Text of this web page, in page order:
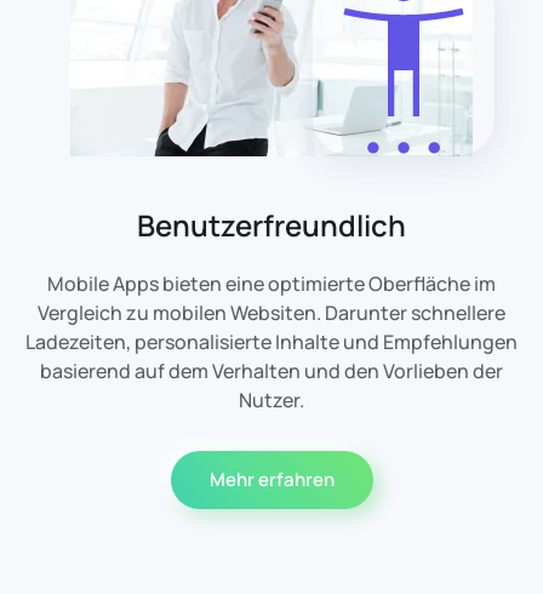
Benutzerfreundlich
Mobile Apps bieten eine optimierte Oberfläche im
Vergleich zu mobilen Websiten. Darunter schnellere
Ladezeiten, personalisierte Inhalte und Empfehlungen
basierend auf dem Verhalten und den Vorlieben der
Nutzer.
Mehr erfahren